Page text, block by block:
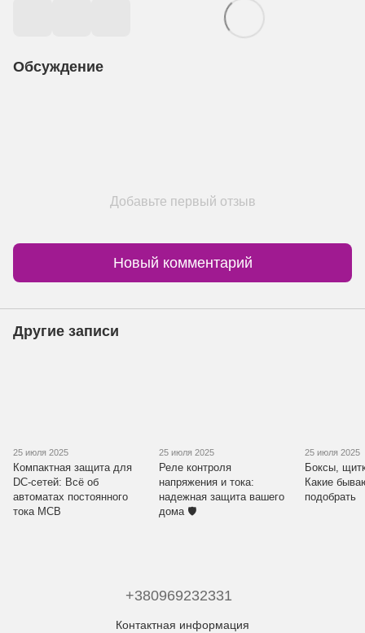
Обсуждение
Добавьте первый отзыв
Новый комментарий
Другие записи
25 июля 2025
Компактная защита для
DC-сетей: Всё об
автоматах постоянного
тока MCB
25 июля 2025
Реле контроля
напряжения и тока:
надежная защита вашего
дома 🛡️
25 июля 2025
Боксы,
Какие
подобрать
+380969232331
Контактная информация